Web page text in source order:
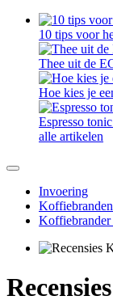
10 tips voor
Thee uit de
Hoe kies je
Espresso
alle artikelen
Invoering
Koffiebranden
Koffiebrander
Recensies